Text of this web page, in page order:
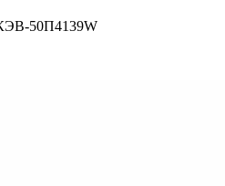
50П4139W